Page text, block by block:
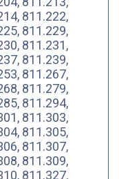
811.222,
811.229,
811.231,
811.239,
811.267,
811.279,
811.294,
811.303,
811.305,
811.307,
811.309,
811.327,